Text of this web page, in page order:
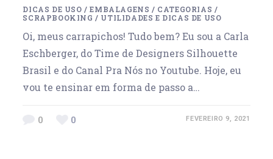
DICAS DE USO /EMBALAGENS / CATEGORIAS /
SCRAPBOOKING / UTILIDADES E DICAS DE USO
Oi, meus carrapichos! Tudo bem? Eu sou a Carla
Eschberger, do Time de Designers Silhouette
Brasil e do Canal Pra Nós no Youtube. Hoje, eu
vou te ensinar em forma de passo a…
0 0 FEVEREIRO 9, 2021